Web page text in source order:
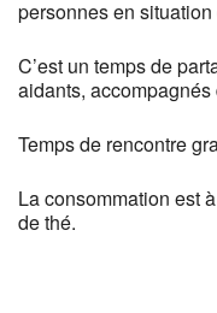
personnes en
C’est un temps de
aidants,
Temps de rencontre
La consommation est
de thé.